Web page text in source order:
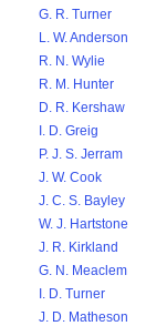
G. R. Turner
L. W. Anderson
R. N. Wylie
R. M. Hunter
D. R. Kershaw
I. D. Greig
P. J. S. Jerram
J. W. Cook
J. C. S. Bayley
W. J. Hartstone
J. R. Kirkland
G. N. Meaclem
I. D. Turner
J. D. Matheson